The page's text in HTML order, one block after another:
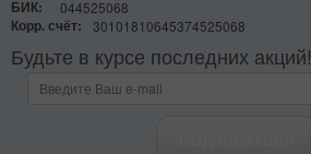
БИК:
044525068
Корр. счёт:
30101810645374525068
Будьте в курсе последних акций!